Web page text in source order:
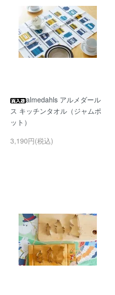
almedahls アルメダール
ス キッチンタオル（ジャムポ
ット）
3,190円(税込)